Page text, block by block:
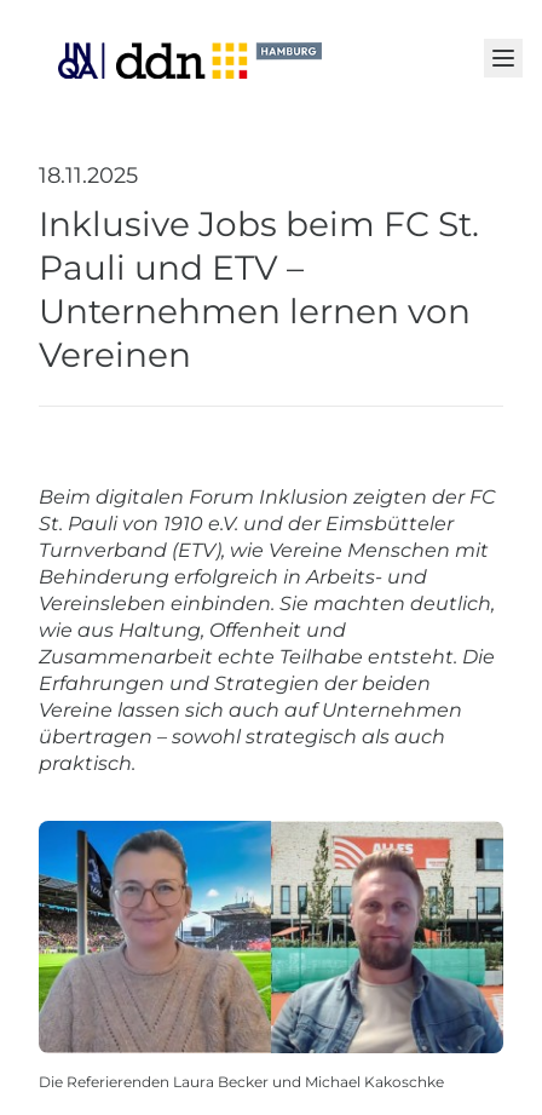
18.11.2025
Inklusive Jobs beim FC St.
Pauli und ETV –
Unternehmen lernen von
Vereinen
Beim digitalen Forum Inklusion zeigten der FC
St. Pauli von 1910 e.V. und der Eimsbütteler
Turnverband (ETV), wie Vereine Menschen mit
Behinderung erfolgreich in Arbeits- und
Vereinsleben einbinden. Sie machten deutlich,
wie aus Haltung, Offenheit und
Zusammenarbeit echte Teilhabe entsteht. Die
Erfahrungen und Strategien der beiden
Vereine lassen sich auch auf Unternehmen
übertragen – sowohl strategisch als auch
praktisch.
Die Referierenden Laura Becker und Michael Kakoschke